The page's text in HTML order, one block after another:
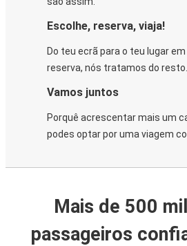
Escolhe, reserva, viaja!
Do teu ecrã para o teu lugar
reserva, nós tratamos do resto.
Vamos juntos
Porquê acrescentar mais um
podes optar por uma viagem
Mais de 500
passageiros